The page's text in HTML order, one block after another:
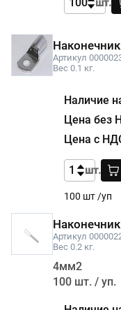
шт.
Артикул
Вес 0.1 кг.
100 шт /уп
шт.
Артикул
Вес 0.2 кг.
4мм2
100 шт. / уп.